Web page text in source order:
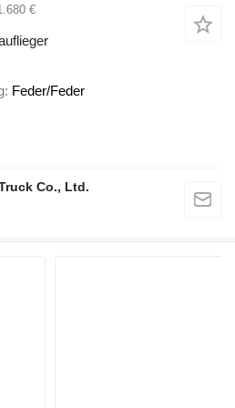
€
Feder/Feder
Co., Ltd.